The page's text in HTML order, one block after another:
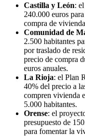
Castilla y León:
240.000 euros
compra de
Comunidad de
2.500 habitantes
por traslado de
precio de compra
euros anuales.
La Rioja: el Plan
40% del precio a
compren vivienda
5.000 habitantes.
Orense: el
presupuesto de
para fomentar la